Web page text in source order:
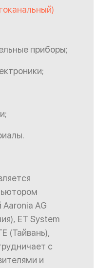
приборы;
AG
ET System
(Тайвань),
с
и